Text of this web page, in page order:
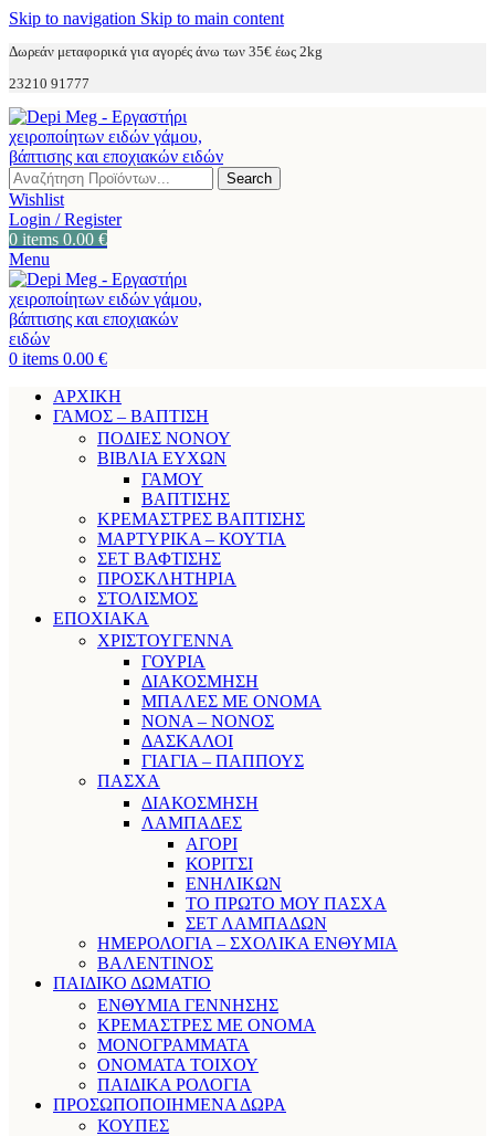
Skip to navigation Skip to main content
Δωρεάν μεταφορικά για αγορές άνω των 35€ έως 2kg
23210 91777
Search
Wishlist
Login / Register
0 items 0.00 €
Menu
0 items 0.00 €
ΑΡΧΙΚΗ
ΓΑΜΟΣ – ΒΑΠΤΙΣΗ
ΠΟΔΙΕΣ ΝΟΝΟΥ
ΒΙΒΛΙΑ ΕΥΧΩΝ
ΓΑΜΟΥ
ΒΑΠΤΙΣΗΣ
ΚΡΕΜΑΣΤΡΕΣ ΒΑΠΤΙΣΗΣ
ΜΑΡΤΥΡΙΚΑ – ΚΟΥΤΙΑ
ΣΕΤ ΒΑΦΤΙΣΗΣ
ΠΡΟΣΚΛΗΤΗΡΙΑ
ΣΤΟΛΙΣΜΟΣ
ΕΠΟΧΙΑΚΑ
ΧΡΙΣΤΟΥΓΕΝΝΑ
ΓΟΥΡΙΑ
ΔΙΑΚΟΣΜΗΣΗ
ΜΠΑΛΕΣ ΜΕ ΟΝΟΜΑ
ΝΟΝΑ – ΝΟΝΟΣ
ΔΑΣΚΑΛΟΙ
ΓΙΑΓΙΑ – ΠΑΠΠΟΥΣ
ΠΑΣΧΑ
ΔΙΑΚΟΣΜΗΣΗ
ΛΑΜΠΑΔΕΣ
ΑΓΟΡΙ
ΚΟΡΙΤΣΙ
ΕΝΗΛΙΚΩΝ
ΤΟ ΠΡΩΤΟ ΜΟΥ ΠΑΣΧΑ
ΣΕΤ ΛΑΜΠΑΔΩΝ
ΗΜΕΡΟΛΟΓΙΑ – ΣΧΟΛΙΚΑ ΕΝΘΥΜΙΑ
ΒΑΛΕΝΤΙΝΟΣ
ΠΑΙΔΙΚΟ ΔΩΜΑΤΙΟ
ΕΝΘΥΜΙΑ ΓΕΝΝΗΣΗΣ
ΚΡΕΜΑΣΤΡΕΣ ΜΕ ΟΝΟΜΑ
ΜΟΝΟΓΡΑΜΜΑΤΑ
ΟΝΟΜΑΤΑ ΤΟΙΧΟΥ
ΠΑΙΔΙΚΑ ΡΟΛΟΓΙΑ
ΠΡΟΣΩΠΟΠΟΙΗΜΕΝΑ ΔΩΡΑ
ΚΟΥΠΕΣ